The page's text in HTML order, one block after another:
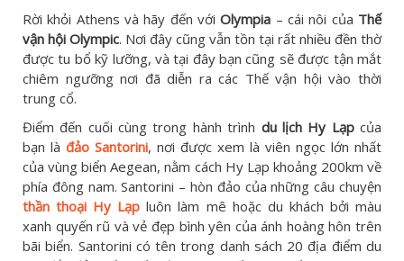
Rời khỏi Athens và hãy đến vớiOlympia – cái nôi của Thế
vận hội Olympic. Nơi đây cũng vẫn tồn tại rất nhiều đền thờ
được tu bổ kỹ lưỡng, và tại đây bạn cũng sẽ được tận mắt
chiêm ngưỡng nơi đã diễn ra các Thế vận hội vào thời
trung cổ.
Điểm đến cuối cùng trong hành trình du lịch Hy Lạpcủa
bạn là đảo Santorini, nơi được xem là viên ngọc lớn nhất
của vùng biển Aegean, nằm cách Hy Lạp khoảng 200km về
phía đông nam. Santorini – hòn đảo của những câu chuyện
thần thoại Hy Lạp luôn làm mê hoặc du khách bởi màu
xanh quyến rũ và vẻ đẹp bình yên của ánh hoàng hôn trên
bãi biển. Santorini có tên trong danh sách 20 địa điểm du